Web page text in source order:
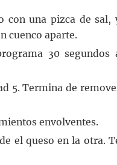
con una pizca de sal,
cuenco aparte.
30 segundos
5. Termina de
envolventes.
el queso en la otra.